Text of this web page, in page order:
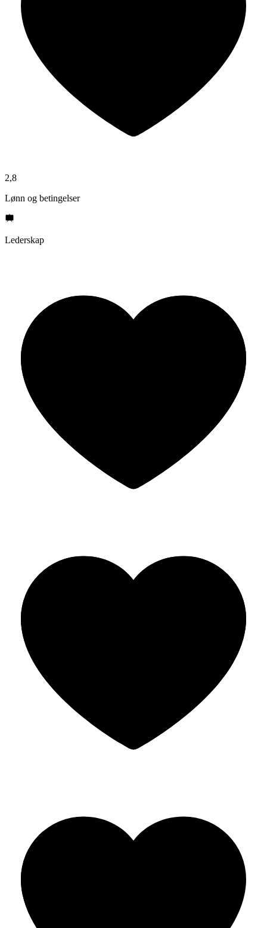
2,8
Lønn og betingelser
Lederskap